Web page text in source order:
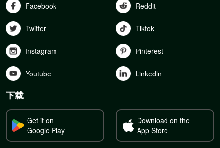
Facebook Reddit
Twitter Tiktok
Instagram Pinterest
Youtube Linkedln
下载
Get it on
Google Play
Download on the
App Store